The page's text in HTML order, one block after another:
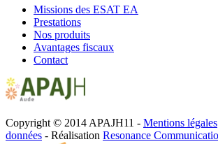
Missions des ESAT EA
Prestations
Nos produits
Avantages fiscaux
Contact
Copyright © 2014 APAJH11 - Mentions légales
données - Réalisation Resonance